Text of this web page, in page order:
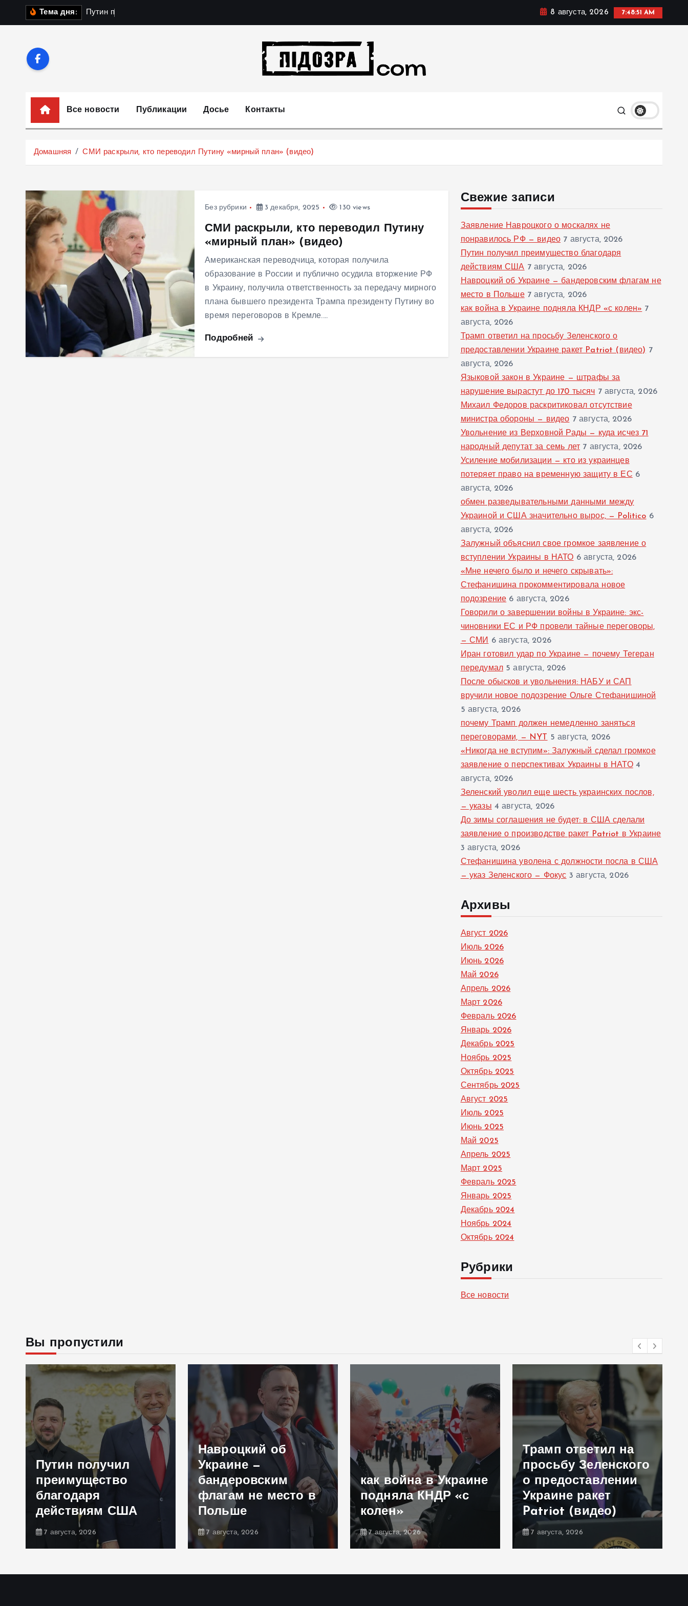
Тема дня: Путин п 8 августа, 2026 7:48:52 AM
Все новости
Публикации Досье Контакты
Домашняя СМИ раскрыли, кто переводил Путину «мирный план» (видео)
Без рубрики 3 декабря, 2025 130 views
СМИ раскрыли, кто переводил Путину
«мирный план» (видео)
Американская переводчица, которая получила
образование в России и публично осудила вторжение РФ
в Украину, получила ответственность за передачу мирного
плана бывшего президента Трампа президенту Путину во
время переговоров в Кремле.…
Подробней
Свежие записи
Заявление Навроцкого о москалях не
понравилось РФ — видео 7 августа, 2026
Путин получил преимущество благодаря
действиям США 7 августа, 2026
Навроцкий об Украине — бандеровским флагам не
место в Польше 7 августа, 2026
как война в Украине подняла КНДР «с колен» 7
августа, 2026
Трамп ответил на просьбу Зеленского о
предоставлении Украине ракет Patriot (видео) 7
августа, 2026
Языковой закон в Украине — штрафы за
нарушение вырастут до 170 тысяч 7 августа, 2026
Михаил Федоров раскритиковал отсутствие
министра обороны — видео 7 августа, 2026
Увольнение из Верховной Рады — куда исчез 71
народный депутат за семь лет 7 августа, 2026
Усиление мобилизации — кто из украинцев
потеряет право на временную защиту в ЕС 6
августа, 2026
обмен разведывательными данными между
Украиной и США значительно вырос, — Politico 6
августа, 2026
Залужный объяснил свое громкое заявление о
вступлении Украины в НАТО 6 августа, 2026
«Мне нечего было и нечего скрывать»:
Стефанишина прокомментировала новое
подозрение 6 августа, 2026
Говорили о завершении войны в Украине: экс-
чиновники ЕС и РФ провели тайные переговоры,
— СМИ 6 августа, 2026
Иран готовил удар по Украине — почему Тегеран
передумал 5 августа, 2026
После обысков и увольнения: НАБУ и САП
вручили новое подозрение Ольге Стефанишиной
5 августа, 2026
почему Трамп должен немедленно заняться
переговорами, — NYT
5 августа, 2026
«Никогда не вступим»: Залужный сделал громкое
заявление о перспективах Украины в НАТО 4
августа, 2026
Зеленский уволил еще шесть украинских послов,
— указы 4 августа, 2026
До зимы соглашения не будет: в США сделали
заявление о производстве ракет Patriot в Украине
3 августа, 2026
Стефанишина уволена с должности посла в США
— указ Зеленского — Фокус 3 августа, 2026
Архивы
Август 2026
Июль 2026
Июнь 2026
Май 2026
Апрель 2026
Март 2026
Февраль 2026
Январь 2026
Декабрь 2025
Ноябрь 2025
Октябрь 2025
Сентябрь 2025
Август 2025
Июль 2025
Июнь 2025
Май 2025
Апрель 2025
Март 2025
Февраль 2025
Январь 2025
Декабрь 2024
Ноябрь 2024
Октябрь 2024
Рубрики
Все новости
Вы пропустили
Путин получил
преимущество
благодаря
действиям США
7 августа, 2026
Навроцкий об
Украине —
бандеровским
флагам не место в
Польше
7 августа, 2026
как война в Украине
подняла КНДР «с
колен»
7 августа, 2026
Трамп ответил на
просьбу Зеленского
о предоставлении
Украине ракет
Patriot (видео)
7 августа, 2026